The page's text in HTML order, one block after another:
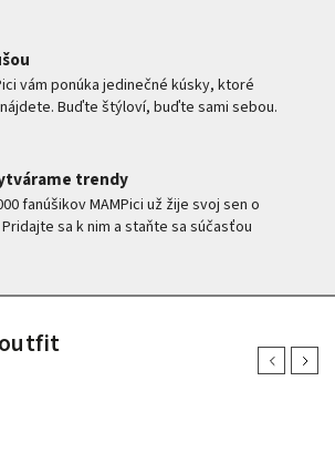
vám ponúka jedinečné kúsky, ktoré
Buďte štýloví, buďte sami sebou.
trendy
fanúšikov MAMPici už žije svoj sen o
sa k nim a staňte sa súčasťou
PreviousNext